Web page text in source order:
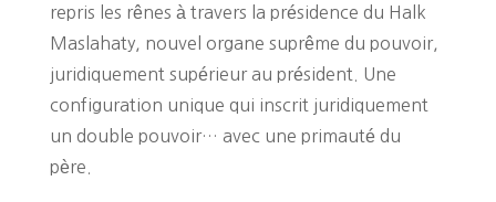
repris les rênes à travers la présidence du Halk
Maslahaty, nouvel organe suprême du pouvoir,
juridiquement supérieur au président. Une
configuration unique qui inscrit juridiquement
un double pouvoir… avec une primauté du
père.